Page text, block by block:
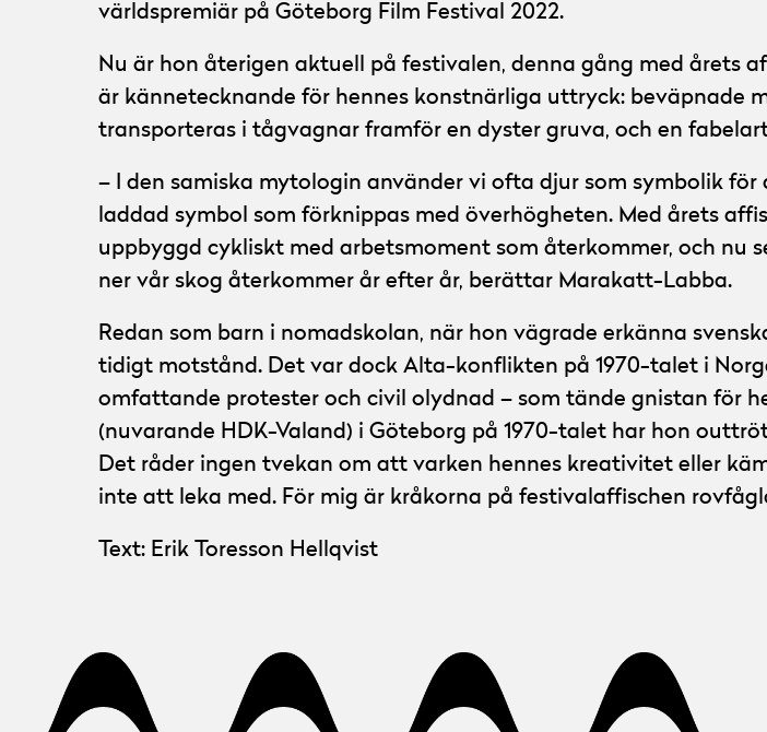
världspremiär på Göteborg Film Festival 2022.
Nu är hon återigen aktuell på festivalen, denna gång med årets
är kännetecknande för hennes konstnärliga uttryck: beväpnade
transporteras i tågvagnar framför en dyster gruva, och en
– I den samiska mytologin använder vi ofta djur som symbolik
laddad symbol som förknippas med överhögheten. Med årets
uppbyggd cykliskt med arbetsmoment som återkommer, och nu
ner vår skog återkommer år efter år, berättar Marakatt-Labba.
Redan som barn i nomadskolan, när hon vägrade erkänna
tidigt motstånd. Det var dock Alta-konflikten på 1970-talet i
omfattande protester och civil olydnad – som tände gnistan för
(nuvarande HDK-Valand) i Göteborg på 1970-talet har hon
Det råder ingen tvekan om att varken hennes kreativitet eller
inte att leka med. För mig är kråkorna på festivalaffischen
Text: Erik Toresson Hellqvist